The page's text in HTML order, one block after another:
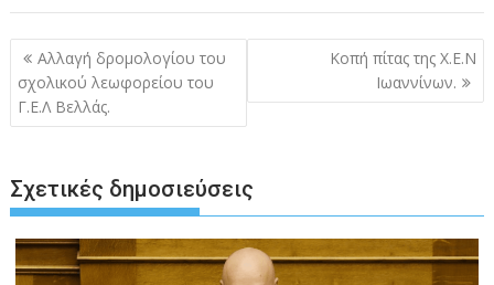
Πλοήγηση
άρθρων
Αλλαγή δρομολογίου του
σχολικού λεωφορείου του
Γ.Ε.Λ Βελλάς.
Κοπή πίτας της Χ.Ε.Ν
Ιωαννίνων.
Σχετικές δημοσιεύσεις